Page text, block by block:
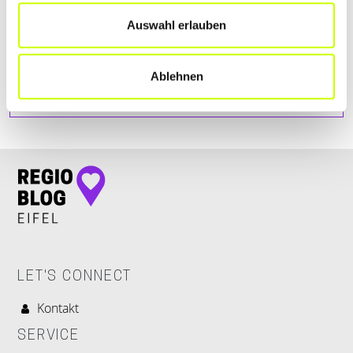
Auswahl erlauben
Ablehnen
LET'S CONNECT
Kontakt
SERVICE